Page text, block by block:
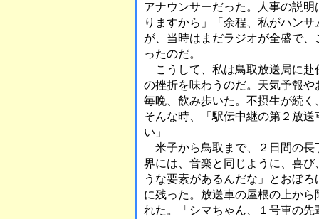
アナウンサーだった。人事の説
りますから」「余程、私がハン
が、当時はまだラジオが全盛で
ったのだ。
こうして、私は鳥取放送局に赴
の挫折を味わうのだ。天気予報
毎晩、飲み歩いた。不摂生が続
そんな時、「駅伝中継の第２放
い」
米子から鳥取まで、２日間の長
界には、音楽と同じように、喜
うな要素があるんだな」とおぼ
に残った。放送車の屋根の上か
れた。「シマちゃん、１号車の